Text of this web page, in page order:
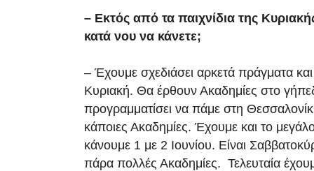
– Εκτός από τα παιχνίδια της
κατά νου να κάνετε;
– Έχουμε σχεδιάσει αρκετά πράγματα
Κυριακή. Θα έρθουν Ακαδημίες στο
προγραμματίσει να πάμε στη
κάποιες Ακαδημίες. Έχουμε και το
κάνουμε 1 με 2 Ιουνίου. Είναι
πάρα πολλές Ακαδημίες. Τελευταία